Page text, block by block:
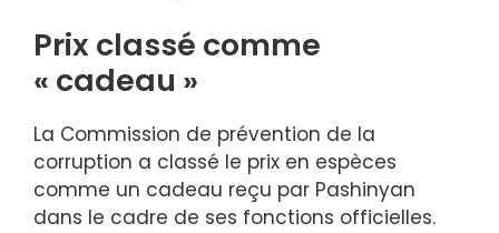
Prix ​​classé comme
« cadeau »
La Commission de prévention de la
corruption a classé le prix en espèces
comme un cadeau reçu par Pashinyan
dans le cadre de ses fonctions officielles.